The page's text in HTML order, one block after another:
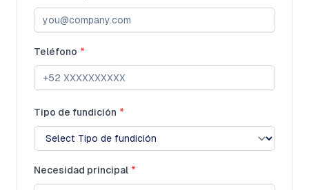
Teléfono *
Tipo de fundición *
Necesidad principal *